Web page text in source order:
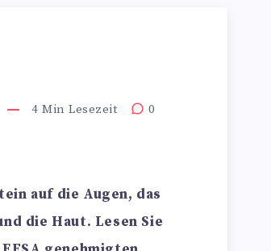
4 Min Lesezeit
0
auf die Augen, das
die Haut. Lesen Sie